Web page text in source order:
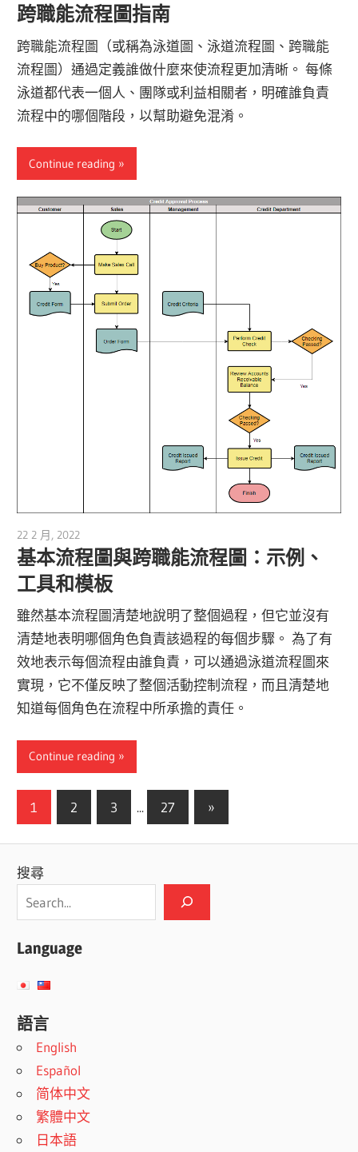
跨職能流程圖指南
跨職能流程圖（或稱為泳道圖、泳道流程圖、跨職能
流程圖）通過定義誰做什麼來使流程更加清晰。 每條
泳道都代表一個人、團隊或利益相關者，明確誰負責
流程中的哪個階段，以幫助避免混淆。
Continue reading
22 2 月, 2022
基本流程圖與跨職能流程圖：示例、
工具和模板
雖然基本流程圖清楚地說明了整個過程，但它並沒有
清楚地表明哪個角色負責該過程的每個步驟。 為了有
效地表示每個流程由誰負責，可以通過泳道流程圖來
實現，它不僅反映了整個活動控制流程，而且清楚地
知道每個角色在流程中所承擔的責任。
Continue reading
文
分
頁
1 2 3 ... 27
Next
Posts
»
搜尋
Language
語言
English
Español
简体中文
繁體中文
日本語